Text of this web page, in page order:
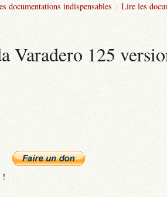
documentations indispensables > Lire les
Varadero 125
!